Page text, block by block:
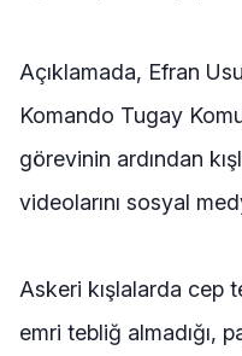
Açıklamada, Efran
Komando Tugay
görevinin ardından
videolarını sosyal
Askeri kışlalarda cep
emri tebliğ almadığı,